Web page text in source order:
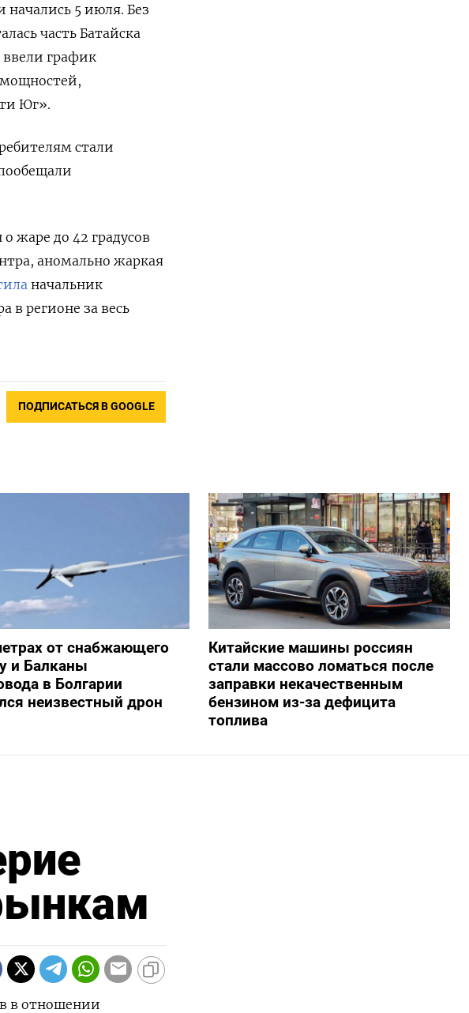
начались 5 июля. Без
часть Батайска
график
Юг».
стали
жаре до 42 градусов
аномально жаркая
начальник
в регионе за весь
ПОДПИСАТЬСЯ В GOOGLE
от снабжающего
и Балканы
в Болгарии
неизвестный дрон
Китайские машины россиян
стали массово ломаться после
заправки некачественным
бензином из-за дефицита
топлива
в отношении